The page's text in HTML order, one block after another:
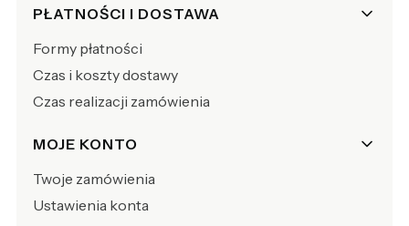
PŁATNOŚCI I DOSTAWA
Formy płatności
Czas i koszty dostawy
Czas realizacji zamówienia
MOJE KONTO
Twoje zamówienia
Ustawienia konta